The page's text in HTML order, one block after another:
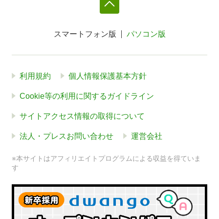
スマートフォン版 パソコン版
利用規約 個人情報保護基本方針
Cookie等の利用に関するガイドライン
サイトアクセス情報の取得について
法人・プレスお問い合わせ 運営会社
※本サイトはアフィリエイトプログラムによる収益を得ていま
す